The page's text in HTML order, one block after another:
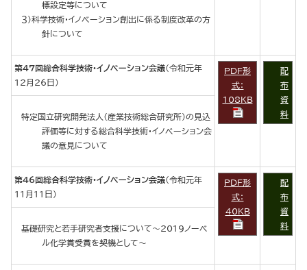
標設定等について
３）科学技術・イノベーション創出に係る制度改革の方
針について
第47回総合科学技術・イノベーション会議（令和元年
12月26日）
PDF形
式：
108KB
配
布
資
料
特定国立研究開発法人（産業技術総合研究所）の見込
評価等に対する総合科学技術・イノベーション会
議の意見について
第46回総合科学技術・イノベーション会議（令和元年
11月11日）
PDF形
式：
40KB
配
布
資
料
基礎研究と若手研究者支援について～2019ノーベ
ル化学賞受賞を契機として～